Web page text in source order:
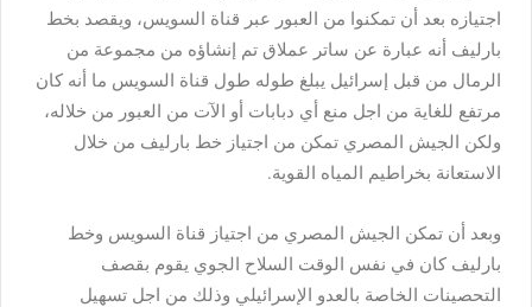
اجتيازه بعد أن تمكنوا من العبور عبر قناة السويس، ويقصد بخط
بارليف أنه عبارة عن ساتر عملاق تم إنشاؤه من مجموعة من
الرمال من قبل إسرائيل يبلغ طوله طول قناة السويس ما أنه كان
مرتفع للغاية من اجل منع أي دبابات أو الآت من العبور من خلاله،
ولكن الجيش المصري تمكن من اجتياز خط بارليف من خلال
الاستعانة بخراطيم المياه القوية.
وبعد أن تمكن الجيش المصري من اجتياز قناة السويس وخط
بارليف كان في نفس الوقت السلاح الجوي يقوم بقصف
التحصينات الخاصة بالعدو الإسرائيلي وذلك من اجل تسهيل